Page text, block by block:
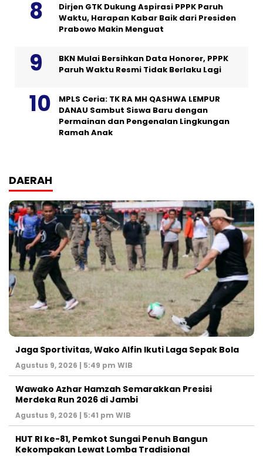
Dirjen GTK Dukung Aspirasi PPPK Paruh
Waktu, Harapan Kabar Baik dari Presiden
Prabowo Makin Menguat
BKN Mulai Bersihkan Data Honorer, PPPK
Paruh Waktu Resmi Tidak Berlaku Lagi
MPLS Ceria: TK RA MH QASHWA LEMPUR
DANAU Sambut Siswa Baru dengan
Permainan dan Pengenalan Lingkungan
Ramah Anak
DAERAH
Jaga Sportivitas, Wako Alfin Ikuti Laga Sepak Bola
Agustus 9, 2026 | 5:49 pm WIB
Wawako Azhar Hamzah Semarakkan Presisi
Merdeka Run 2026 di Jambi
Agustus 9, 2026 | 5:41 pm WIB
HUT RI ke-81, Pemkot Sungai Penuh Bangun
Kekompakan Lewat Lomba Tradisional